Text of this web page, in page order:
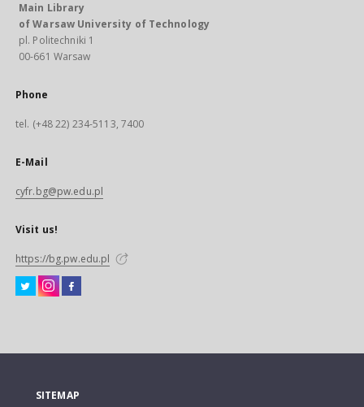
Main Library
of Warsaw University of Technology
pl. Politechniki 1
00-661 Warsaw
Phone
tel. (+48 22) 234-5113, 7400
E-Mail
cyfr.bg@pw.edu.pl
Visit us!
https://bg.pw.edu.pl
SITEMAP